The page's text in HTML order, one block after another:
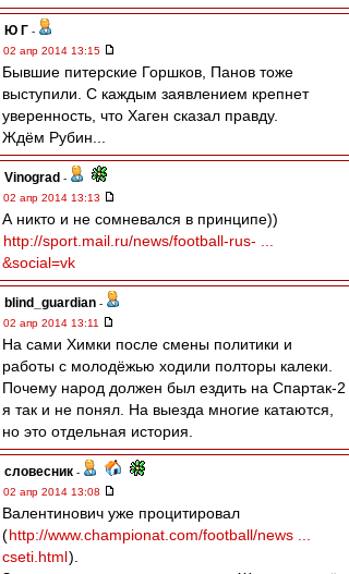
Ю Г -
02 апр 2014 13:15
Бывшие питерские Горшков, Панов тоже
выступили. С каждым заявлением крепнет
уверенность, что Хаген сказал правду.
Ждём Рубин...
Vinograd -
02 апр 2014 13:13
А никто и не сомневался в принципе))
http://sport.mail.ru/news/football-rus- ...
&social=vk
blind_guardian -
02 апр 2014 13:11
На сами Химки после смены политики и
работы с молодёжью ходили полторы калеки.
Почему народ должен был ездить на Спартак-2
я так и не понял. На выезда многие катаются,
но это отдельная история.
словесник -
02 апр 2014 13:08
Валентинович уже процитировал
(http://www.championat.com/football/news ...
cseti.html).